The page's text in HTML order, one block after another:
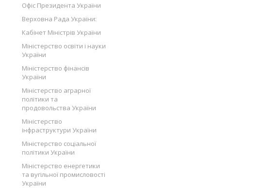
Офіс Президента України
Верховна Рада України:
Кабінет Міністрів України
Міністерство освіти і науки
України
Міністерство фінансів
України
Міністерство аграрної
політики та
продовольства України
Міністерство
інфраструктури України
Міністерство соціальної
політики України
Міністерство енергетики
та вугільної промисловості
України